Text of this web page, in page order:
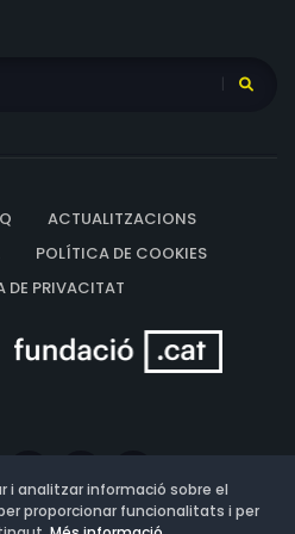
ACTUALITZACIONS
POLÍTICA DE COOKIES
DE PRIVACITAT
i analitzar informació sobre el
proporcionar funcionalitats i per